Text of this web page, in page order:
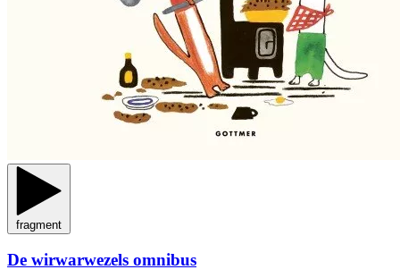
fragment
De wirwarwezels omnibus